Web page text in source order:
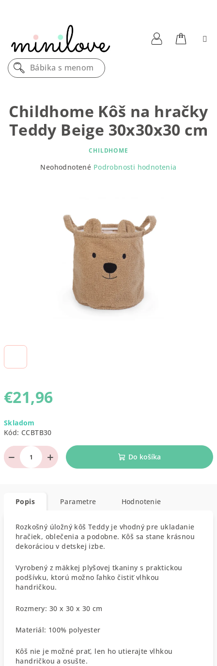
Bábika s menom
€21,96
cena:
Skladom
Kód: CCBTB30
+
− Do košíka
Childhome Kôš na hračky
Teddy Beige 30x30x30 cm
CHILDHOME
Neohodnotené Podrobnosti hodnotenia
Popis Parametre Hodnotenie
Rozkošný úložný kôš Teddy je vhodný pre ukladanie
hračiek, oblečenia a podobne. Kôš sa stane krásnou
dekoráciou v detskej izbe.
Vyrobený z mäkkej plyšovej tkaniny s praktickou
podšívku, ktorú možno ľahko čistiť vlhkou
handričkou.
Rozmery: 30 x 30 x 30 cm
Materiál: 100% polyester
Kôš nie je možné prať, len ho utierajte vlhkou
handričkou a osušte.